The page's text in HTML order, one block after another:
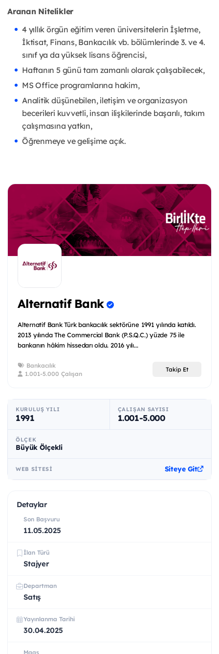
Aranan Nitelikler
4 yıllık örgün eğitim veren üniversitelerin İşletme,
İktisat, Finans, Bankacılık vb. bölümlerinde 3. ve 4.
sınıf ya da yüksek lisans öğrencisi,
Haftanın 5 günü tam zamanlı olarak çalışabilecek,
MS Office programlarına hakim,
Analitik düşünebilen, iletişim ve organizasyon
becerileri kuvvetli, insan ilişkilerinde başarılı, takım
çalışmasına yatkın,
Öğrenmeye ve gelişime açık.
Alternatif Bank
Alternatif Bank Türk bankacılık sektörüne 1991 yılında katıldı.
2013 yılında The Commercial Bank (P.S.Q.C.) yüzde 75 ile
bankanın hâkim hissedarı oldu. 2016 yılı...
Bankacılık
1.001-5.000 Çalışan
Takip Et
KURULUŞ YILI
1991
ÇALIŞAN SAYISI
1.001-5.000
ÖLÇEK
Büyük Ölçekli
WEB SITESI Siteye Git
Detaylar
Son Başvuru
11.05.2025
İlan Türü
Stajyer
Departman
Satış
Yayınlanma Tarihi
30.04.2025
Maaş